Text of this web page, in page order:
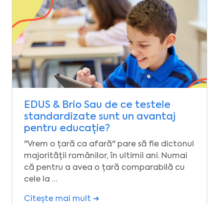
EDUS & Brio Sau de ce testele
standardizate sunt un avantaj
pentru educație?
"Vrem o țară ca afară" pare să fie dictonul
majorității românilor, în ultimii ani. Numai
că pentru a avea o țară comparabilă cu
cele la …
Citește mai mult ➜